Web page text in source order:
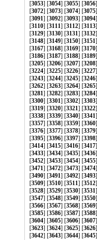
[3053] [3054] [3055] [3056
[3072] [3073] [3074] [3075
[3091] [3092] [3093] [3094
[3110] [3111] [3112] [3113
[3129] [3130] [3131] [3132
[3148] [3149] [3150] [3151
[3167] [3168] [3169] [3170
[3186] [3187] [3188] [3189
[3205] [3206] [3207] [3208
[3224] [3225] [3226] [3227
[3243] [3244] [3245] [3246
[3262] [3263] [3264] [3265
[3281] [3282] [3283] [3284
[3300] [3301] [3302] [3303
[3319] [3320] [3321] [3322
[3338] [3339] [3340] [3341
[3357] [3358] [3359] [3360
[3376] [3377] [3378] [3379
[3395] [3396] [3397] [3398
[3414] [3415] [3416] [3417
[3433] [3434] [3435] [3436
[3452] [3453] [3454] [3455
[3471] [3472] [3473] [3474
[3490] [3491] [3492] [3493
[3509] [3510] [3511] [3512
[3528] [3529] [3530] [3531
[3547] [3548] [3549] [3550
[3566] [3567] [3568] [3569
[3585] [3586] [3587] [3588
[3604] [3605] [3606] [3607
[3623] [3624] [3625] [3626
[3642] [3643] [3644] [3645